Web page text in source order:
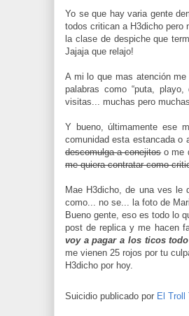
Yo se que hay varia gente
todos critican a H3dicho pero
la clase de despiche que
Jajaja que relajo!
A mi lo que mas atención
palabras como “puta,
visitas... muchas pero
Y bueno, últimamente ese
comunidad esta estancada o
descomulga a conejitoso me
me quiera contratar como
Mae H3dicho, de una ves le
como... no se... la foto de
Bueno gente, eso es todo lo
post de replica y me hacen
voy a pagar a los ticos
me vienen 25 rojos por tu
H3dicho por hoy.
Suicidio publicado por El Troll